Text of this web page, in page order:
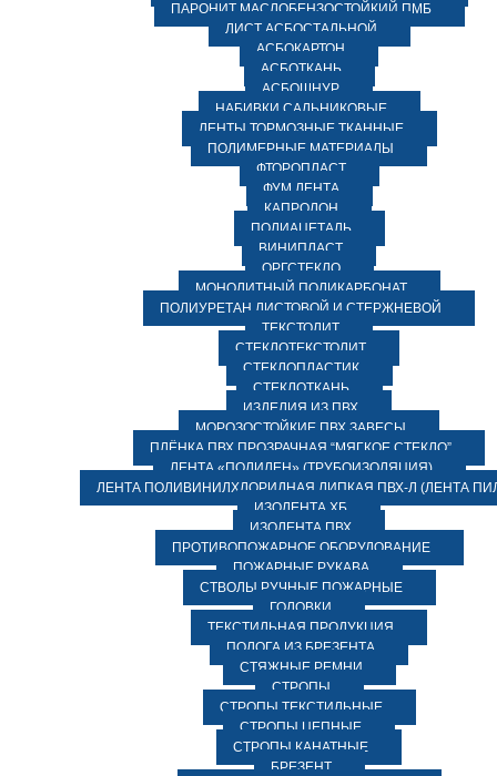
ПАРОНИТ МАСЛОБЕНЗОСТОЙКИЙ ПМБ
ЛИСТ АСБОСТАЛЬНОЙ
АСБОКАРТОН
АСБОТКАНЬ
АСБОШНУР
НАБИВКИ САЛЬНИКОВЫЕ
ЛЕНТЫ ТОРМОЗНЫЕ ТКАННЫЕ
ПОЛИМЕРНЫЕ МАТЕРИАЛЫ
ФТОРОПЛАСТ
ФУМ ЛЕНТА
КАПРОЛОН
ПОЛИАЦЕТАЛЬ
ВИНИПЛАСТ
ОРГСТЕКЛО
МОНОЛИТНЫЙ ПОЛИКАРБОНАТ
ПОЛИУРЕТАН ЛИСТОВОЙ И СТЕРЖНЕВОЙ
ТЕКСТОЛИТ
СТЕКЛОТЕКСТОЛИТ
СТЕКЛОПЛАСТИК
СТЕКЛОТКАНЬ
ИЗДЕЛИЯ ИЗ ПВХ
МОРОЗОСТОЙКИЕ ПВХ ЗАВЕСЫ
ПЛЁНКА ПВХ ПРОЗРАЧНАЯ “МЯГКОЕ СТЕКЛО”
ЛЕНТА «ПОЛИЛЕН» (ТРУБОИЗОЛЯЦИЯ)
ЛЕНТА ПОЛИВИНИЛХЛОРИДНАЯ ЛИПКАЯ ПВХ-Л (ЛЕНТА
ИЗОЛЕНТА ХБ
ИЗОЛЕНТА ПВХ
ПРОТИВОПОЖАРНОЕ ОБОРУДОВАНИЕ
ПОЖАРНЫЕ РУКАВА
СТВОЛЫ РУЧНЫЕ ПОЖАРНЫЕ
ГОЛОВКИ
ТЕКСТИЛЬНАЯ ПРОДУКЦИЯ
ПОЛОГА ИЗ БРЕЗЕНТА
СТЯЖНЫЕ РЕМНИ
СТРОПЫ
СТРОПЫ ТЕКСТИЛЬНЫЕ
СТРОПЫ ЦЕПНЫЕ
СТРОПЫ КАНАТНЫЕ
БРЕЗЕНТ